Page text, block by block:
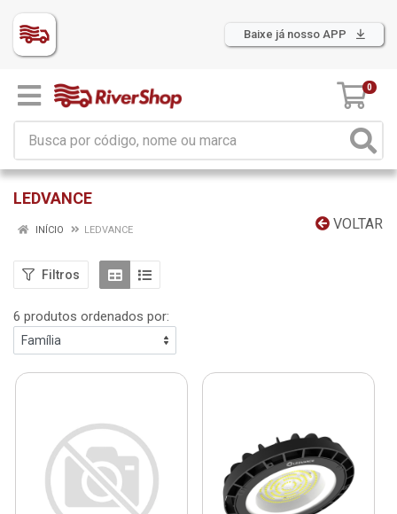
Baixe já nosso APP
0
LEDVANCE
VOLTAR
INÍCIO LEDVANCE
Filtros
6 produtos ordenados por: